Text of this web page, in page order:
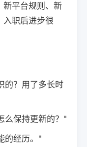
新平台规则、新
入职后进步很
的？用了多长时
么保持更新的？"
的经历。"